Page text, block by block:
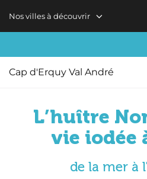
Nos villes à découvrir
Cap d'Erquy Val André
L’huître
vie iodée
de la mer à